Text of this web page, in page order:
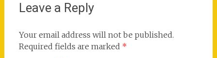
Leave a Reply
Your email address will not be published.
Required fields are marked *